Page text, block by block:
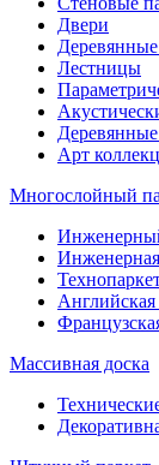
Двери
Лестницы
Арт
Многослойный
Английская
Массивная доска